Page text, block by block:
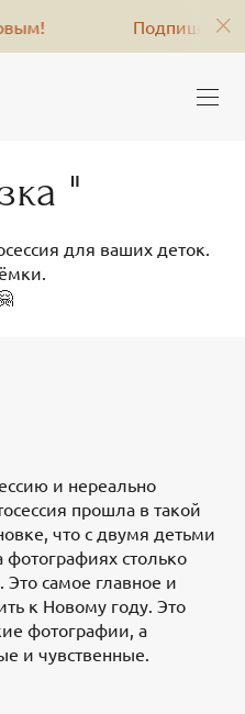
Подпишись на меня
"
для ваших деток.
и нереально
прошла в такой
что с двумя детьми
фотографиях столько
самое главное и
к Новому году. Это
фотографии, а
и чувственные.